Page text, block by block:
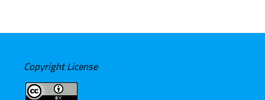
Copyright License